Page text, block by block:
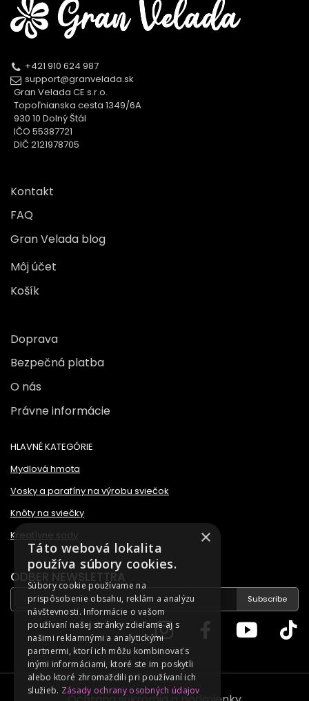
+421 910 624 987
support@granvelada.sk
Gran Velada CE s.r.o.
Topoľnianska cesta 1349/6A
930 10 Dolný Štál
IČO 55387721
DIČ 2121978705
Kontakt
FAQ
Gran Velada blog
Môj účet
Košík
Doprava
Bezpečná platba
O nás
Právne informácie
HLAVNÉ KATEGÓRIE
Mydlová hmota
Vosky a parafíny na výrobu sviečok
Knôty na sviečky
Kreatívne sady
ODBER NEWSLETTRA
Subscribe
×
Táto webová lokalita
používa súbory cookies.
Súbory cookie používame na
prispôsobenie obsahu, reklám a analýzu
návštevnosti. Informácie o vašom
používaní našej stránky zdieľame aj s
našimi reklamnými a analytickými
partnermi, ktorí ich môžu kombinovať s
inými informáciami, ktoré ste im poskytli
alebo ktoré zhromaždili pri používaní ich
služieb. Zásady ochrany osobných údajov